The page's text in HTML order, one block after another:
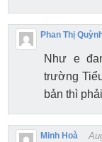
Phan Thị
Như e
trường
bản thì
Minh Hoà